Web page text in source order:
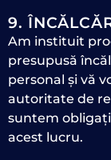
9.
Am instituit
presupusă
personal și vă
autoritate de
suntem
acest lucru.